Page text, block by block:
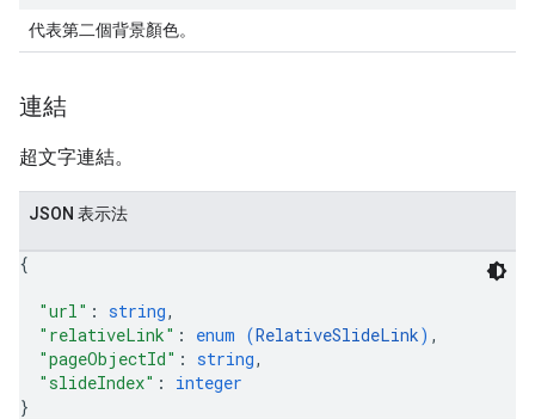
代表第二個背景顏色。
連結
超文字連結。
JSON 表示法
{
"url" : string,
"relativeLink" : enum (RelativeSlideLink) ,
"pageObjectId" : string,
"slideIndex" : integer
}